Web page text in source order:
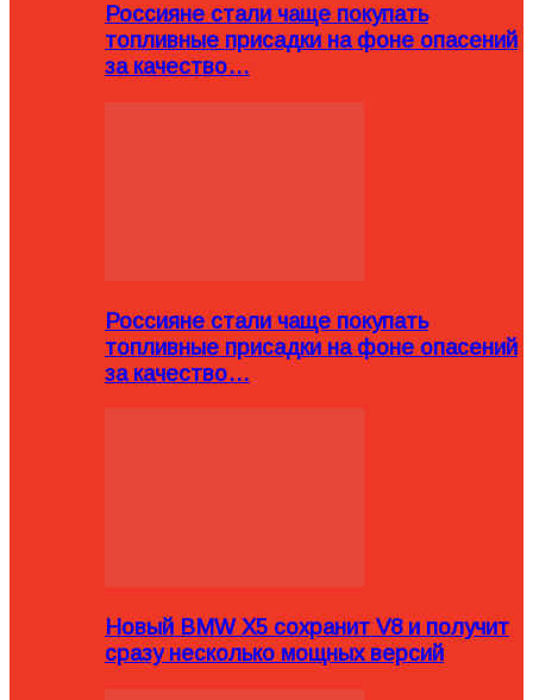
Россияне стали чаще покупать
топливные присадки на фоне опасений
за качество…
Россияне стали чаще покупать
топливные присадки на фоне опасений
за качество…
Новый BMW X5 сохранит V8 и получит
сразу несколько мощных версий